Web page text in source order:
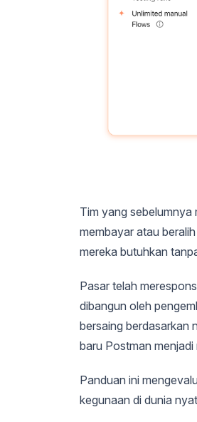
Tim yang sebelumnya
membayar atau
mereka butuhkan
Pasar telah
dibangun oleh
bersaing berdasarkan
baru Postman menjadi
Panduan ini
kegunaan di dunia